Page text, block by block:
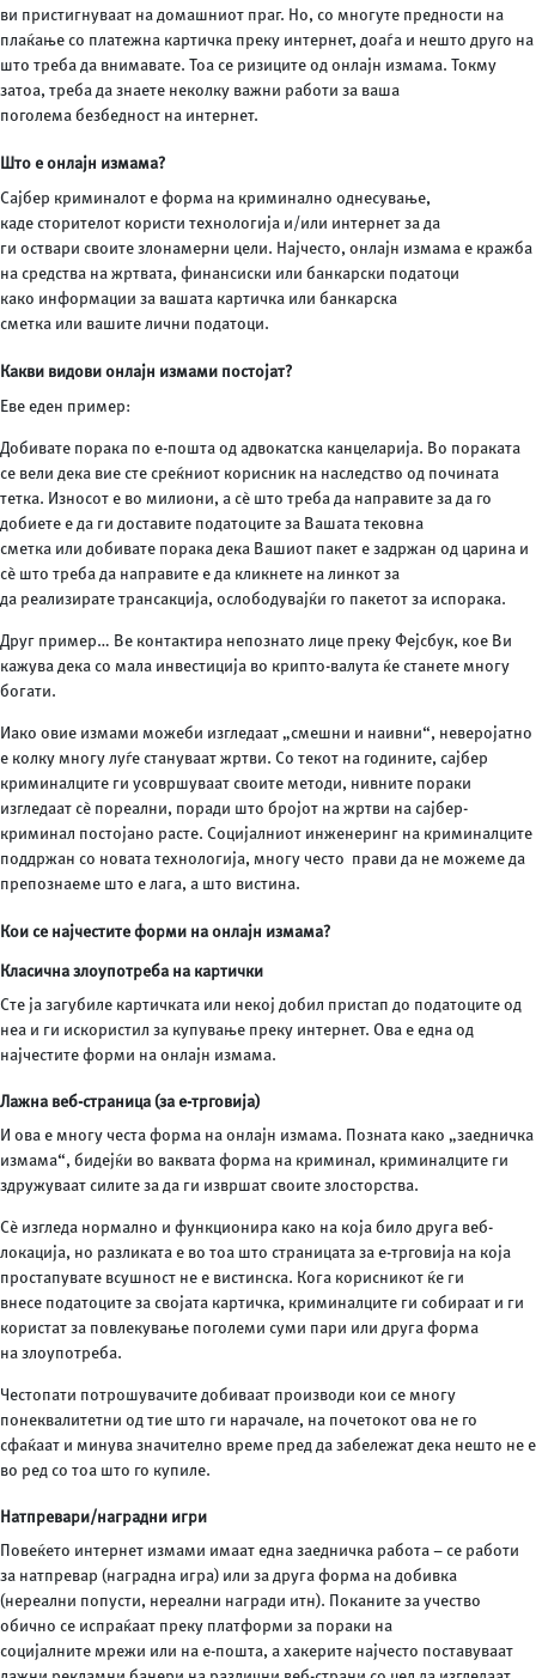
ви пристигнуваат на домашниот праг. Но, со многуте предности на
плаќање со платежна картичка преку интернет, доаѓа и нешто друго на
што треба да внимавате. Тоа се ризиците од онлајн измама. Токму
затоа, треба да знаете неколку важни работи за ваша
поголема безбедност на интернет.
Што е онлајн измама?
Сајбер криминалот е форма на криминално однесување,
каде сторителот користи технологија и/или интернет за да
ги оствари своите злонамерни цели. Најчесто, онлајн измама е кражба
на средства на жртвата, финансиски или банкарски податоци
како информации за вашата картичка или банкарска
сметка или вашите лични податоци.
Какви видови онлајн измами постојат?
Еве еден пример:
Добивате порака по е-пошта од адвокатска канцеларија. Во пораката
се вели дека вие сте среќниот корисник на наследство од почината
тетка. Износот е во милиони, а сѐ што треба да направите за да го
добиете е да ги доставите податоците за Вашата тековна
сметка или добивате порака дека Вашиот пакет е задржан од царина и
сѐ што треба да направите е да кликнете на линкот за
да реализирате трансакција, ослободувајќи го пакетот за испорака.
Друг пример… Ве контактира непознато лице преку Фејсбук, кое Ви
кажува дека со мала инвестиција во крипто-валута ќе станете многу
богати.
Иако овие измами можеби изгледаат „смешни и наивни“, неверојатно
е колку многу луѓе стануваат жртви. Со текот на годините, сајбер
криминалците ги усовршуваат своите методи, нивните пораки
изгледаат сè пореални, поради што бројот на жртви на сајбер-
криминал постојано расте. Социјалниот инженеринг на криминалците
поддржан со новата технологија, многу често прави да не можеме да
препознаеме што е лага, а што вистина.
Кои се најчестите форми на онлајн измама?
Класична злоупотреба на картички
Сте ја загубиле картичката или некој добил пристап до податоците од
неа и ги искористил за купување преку интернет. Ова е една од
најчестите форми на онлајн измама.
Лажна веб-страница (за е-трговија)
И ова е многу честа форма на онлајн измама. Позната како „заедничка
измама“, бидејќи во ваквата форма на криминал, криминалците ги
здружуваат силите за да ги извршат своите злосторства.
Сè изгледа нормално и функционира како на која било друга веб-
локација, но разликата е во тоа што страницата за е-трговија на која
простапувате всушност не е вистинска. Кога корисникот ќе ги
внесе податоците за својата картичка, криминалците ги собираат и ги
користат за повлекување поголеми суми пари или друга форма
на злоупотреба.
Честопати потрошувачите добиваат производи кои се многу
понеквалитетни од тие што ги нарачале, на почетокот ова не го
сфаќаат и минува значително време пред да забележат дека нешто не е
во ред со тоа што го купиле.
Натпревари/наградни игри
Повеќето интернет измами имаат една заедничка работа – се работи
за натпревар (наградна игра) или за друга форма на добивка
(нереални попусти, нереални награди итн). Поканите за учество
обично се испраќаат преку платформи за пораки на
социјалните мрежи или на е-пошта, а хакерите најчесто поставуваат